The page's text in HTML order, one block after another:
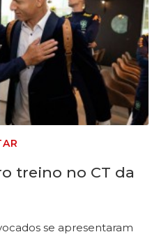
treino no CT da
se apresentaram